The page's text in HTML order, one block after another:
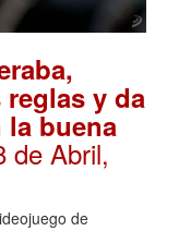
reglas y da
la buena
de Abril,
de